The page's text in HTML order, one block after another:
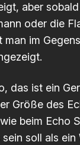
aber
oder die
man im
das ist ein
Größe des
beim Echo
soll als